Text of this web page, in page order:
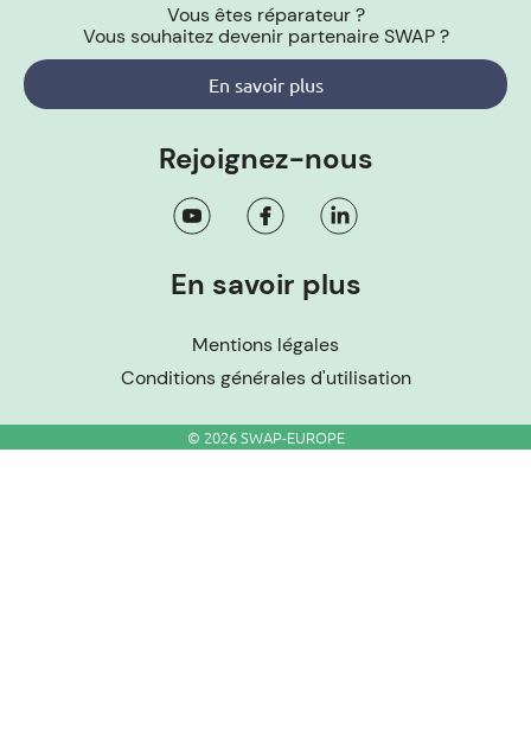
Vous êtes réparateur ?
Vous souhaitez devenir partenaire SWAP ?
En savoir plus
Rejoignez-nous
En savoir plus
Mentions légales
Conditions générales d'utilisation
© 2026 SWAP-EUROPE